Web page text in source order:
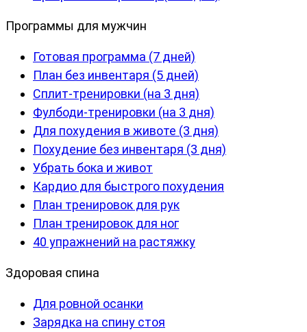
Программы для мужчин
Готовая программа (7 дней)
План без инвентаря (5 дней)
Сплит-тренировки (на 3 дня)
Фулбоди-тренировки (на 3 дня)
Для похудения в животе (3 дня)
Похудение без инвентаря (3 дня)
Убрать бока и живот
Кардио для быстрого похудения
План тренировок для рук
План тренировок для ног
40 упражнений на растяжку
Здоровая спина
Для ровной осанки
Зарядка на спину стоя